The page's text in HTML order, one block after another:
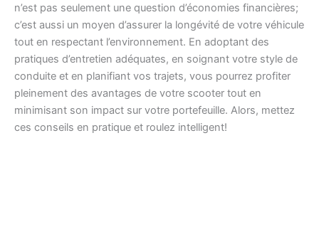
n’est pas seulement une question d’économies financières;
c’est aussi un moyen d’assurer la longévité de votre véhicule
tout en respectant l’environnement. En adoptant des
pratiques d’entretien adéquates, en soignant votre style de
conduite et en planifiant vos trajets, vous pourrez profiter
pleinement des avantages de votre scooter tout en
minimisant son impact sur votre portefeuille. Alors, mettez
ces conseils en pratique et roulez intelligent!